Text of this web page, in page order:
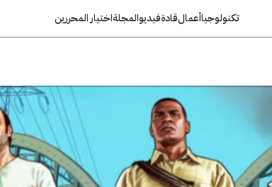
تكنولوجياأعمالقادةفيديوالمجلةاختيار المحررين